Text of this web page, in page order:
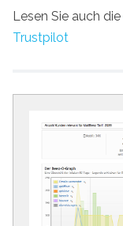
Lesen Sie auch die
Trustpilot